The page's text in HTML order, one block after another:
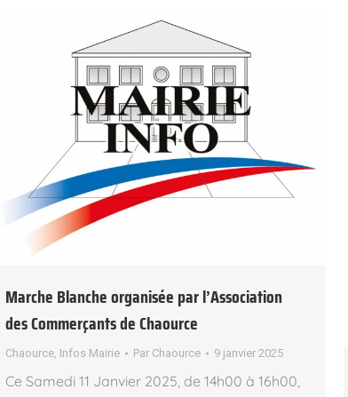
Marche Blanche organisée par l’Association
des Commerçants de Chaource
Chaource, Infos Mairie Par Chaource 9 janvier 2025
Ce Samedi 11 Janvier 2025, de 14h00 à 16h00,